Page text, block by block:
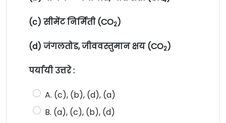
(c) सीमेंट निर्मिती (CO2)
(d) जंगलतोड, जीववस्तुमान क्षय (CO2)
पर्यायी उत्तरे :
A. (c), (b), (d), (a)
B. (a), (c), (b), (d)